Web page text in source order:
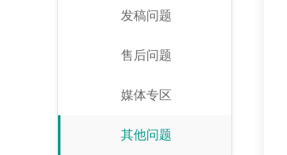
发稿问题
售后问题
媒体专区
其他问题